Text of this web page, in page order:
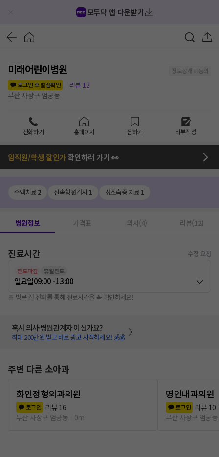
모두닥 앱 다운받기
미래어린이병원
정보공개 미동의
로그인 후 별점확인
리뷰 12
부산 사상구 엄궁동
전화하기 홈페이지 찜하기 리뷰작성
임직원/학생 할인가확인하러 가기 👀
수액치료 2 신속항원검사1 성조숙증 치료 1
병원정보 가격표 의사(4) 리뷰(12)
진료시간 수정 요청
진료마감 휴일진료
일요일09:00 - 13:00
※ 방문 전 전화를 통해 진료시간을 꼭 확인하세요!
혹시 의사·병원관계자 이신가요?
최대 200만원 받고 바로 광고 시작하세요! 💰💰
주변 다른 소아과
화인정형외과의원
로그인 리뷰 16
부산 사상구 엄궁동
0m
명인내과의원
로그인 리뷰 10
부산 사상구 엄궁동